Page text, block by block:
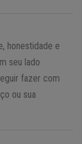
honestidade e
seu lado
fazer com
ou sua